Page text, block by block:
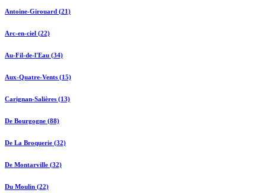
Antoine-Girouard (21)
Arc-en-ciel (22)
Au-Fil-de-l'Eau (34)
Aux-Quatre-Vents (15)
Carignan-Salières (13)
De Bourgogne (88)
De La Broquerie (32)
De Montarville (32)
Du Moulin (22)